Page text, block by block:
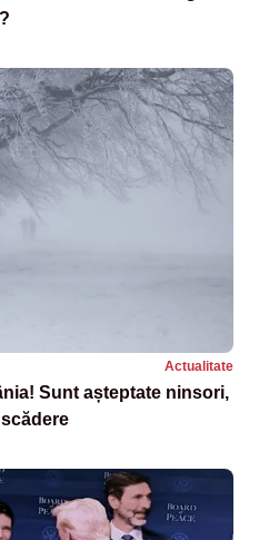
Actualitate
Sunt așteptate ninsori,